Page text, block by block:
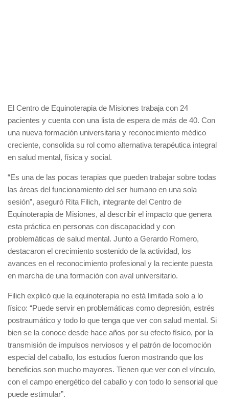
El Centro de Equinoterapia de Misiones trabaja con 24
pacientes y cuenta con una lista de espera de más de 40. Con
una nueva formación universitaria y reconocimiento médico
creciente, consolida su rol como alternativa terapéutica integral
en salud mental, física y social.
“Es una de las pocas terapias que pueden trabajar sobre todas
las áreas del funcionamiento del ser humano en una sola
sesión”, aseguró Rita Filich, integrante del Centro de
Equinoterapia de Misiones, al describir el impacto que genera
esta práctica en personas con discapacidad y con
problemáticas de salud mental. Junto a Gerardo Romero,
destacaron el crecimiento sostenido de la actividad, los
avances en el reconocimiento profesional y la reciente puesta
en marcha de una formación con aval universitario.
Filich explicó que la equinoterapia no está limitada solo a lo
físico: “Puede servir en problemáticas como depresión, estrés
postraumático y todo lo que tenga que ver con salud mental. Si
bien se la conoce desde hace años por su efecto físico, por la
transmisión de impulsos nerviosos y el patrón de locomoción
especial del caballo, los estudios fueron mostrando que los
beneficios son mucho mayores. Tienen que ver con el vínculo,
con el campo energético del caballo y con todo lo sensorial que
puede estimular”.